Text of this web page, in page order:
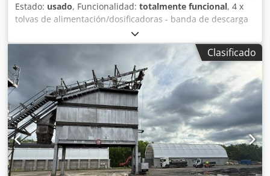
Estado: usado, Funcionalidad: totalmente funcional, 4 x
tolvas de alimentación/dosificadoras - banda de descarga
Dkjdpszq S Husfx Ac Uer - banda transportadora/banda de
transferencia - instalación eléctrica, en caso de existir
Clasificado